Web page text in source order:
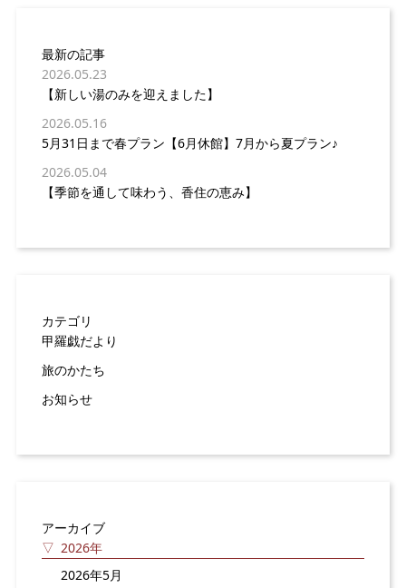
最新の記事
2026.05.23
【新しい湯のみを迎えました】
2026.05.16
5月31日まで春プラン【6月休館】7月から夏プラン♪
2026.05.04
【季節を通して味わう、香住の恵み】
カテゴリ
甲羅戯だより
旅のかたち
お知らせ
アーカイブ
2026年
2026年5月